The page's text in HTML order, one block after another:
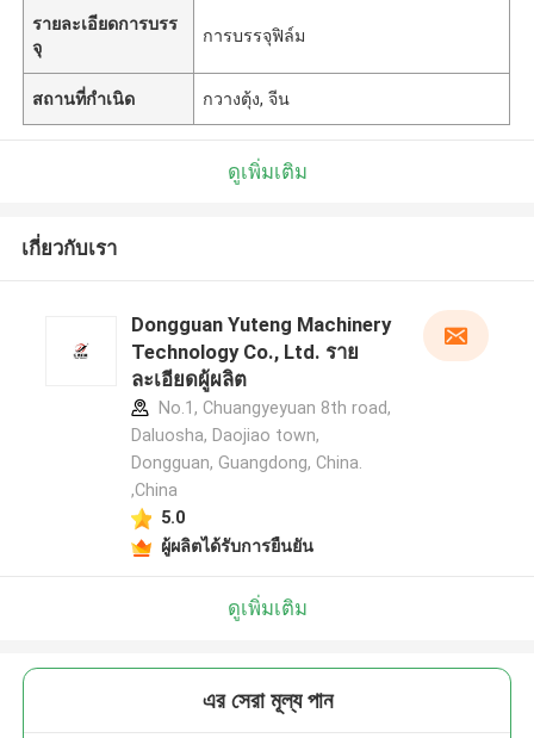
รายละเอียดการบรร
จุ
การบรรจุฟิล์ม
สถานที่กำเนิด กวางตุ้ง, จีน
ดูเพิ่มเติม
เกี่ยวกับเรา
Dongguan Yuteng Machinery
Technology Co., Ltd. ราย
ละเอียดผู้ผลิต
No.1, Chuangyeyuan 8th road,
Daluosha, Daojiao town,
Dongguan, Guangdong, China.
,China
5.0
ผู้ผลิตได้รับการยืนยัน
ดูเพิ่มเติม
এর সেরা মূল্য পান